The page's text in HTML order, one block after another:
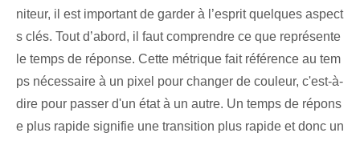
niteur, il est important de garder à l’esprit quelques aspect
s clés. Tout d’abord, il faut comprendre ce que représente
le temps de réponse. Cette métrique fait référence au tem
ps nécessaire à un pixel pour changer de couleur, c'est-à-
dire pour passer d'un état à un autre. Un temps de répons
e plus rapide signifie une transition plus rapide et donc un